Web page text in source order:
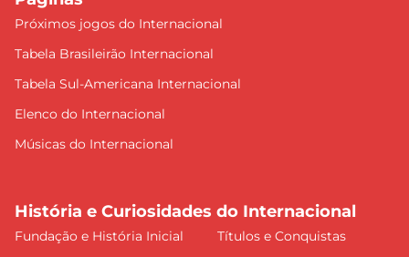
Próximos jogos do Internacional
Tabela Brasileirão Internacional
Tabela Sul-Americana Internacional
Elenco do Internacional
Músicas do Internacional
História e Curiosidades do Internacional
Fundação e História Inicial
Títulos e Conquistas